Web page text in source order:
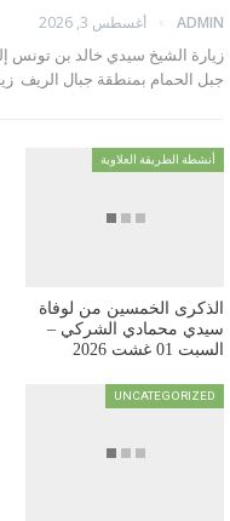
ADMIN أغسطس 3, 2026
جبل الحمام بمنطقة جبال الريف
أنشطة الطريقة العلاوية
الذكرى الخمسين من لوفاة
سيدي محمادي الشركي –
السبت 01 غشت 2026
UNCATEGORIZED